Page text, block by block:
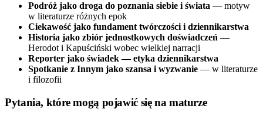
Podróż jako droga do poznania siebie i świata — motyw
w literaturze różnych epok
Ciekawość jako fundament twórczości i dziennikarstwa
Historia jako zbiór jednostkowych doświadczeń —
Herodot i Kapuściński wobec wielkiej narracji
Reporter jako świadek — etyka dziennikarstwa
Spotkanie z Innym jako szansa i wyzwanie — w literaturze
i filozofii
Pytania, które mogą pojawić się na maturze